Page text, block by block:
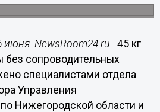
NewsRoom24.ru - 45 кг
сопроводительных
специалистами отдела
Управления
Нижегородской области и